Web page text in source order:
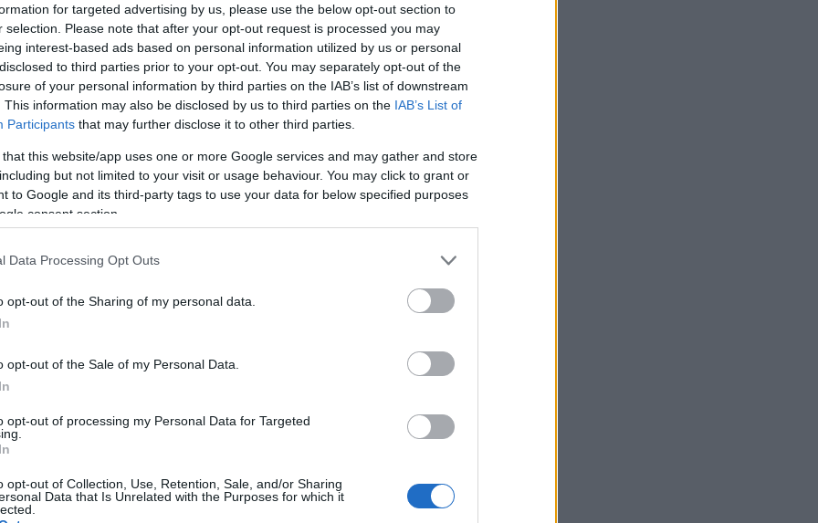
for targeted advertising by us, please use the below opt-out section to
selection. Please note that after your opt-out request is processed you may
interest-based ads based on personal information utilized by us or personal
to third parties prior to your opt-out. You may separately opt-out of the
of your personal information by third parties on the IAB’s list of downstream
This information may also be disclosed by us to third parties on the IAB’s List of
Participants that may further disclose it to other third parties.
that this website/app uses one or more Google services and may gather and store
but not limited to your visit or usage behaviour. You may click to grant or
to Google and its third-party tags to use your data for below specified purposes
consent section.
Data Processing Opt Outs
opt-out of the Sharing of my personal data.
opt-out of the Sale of my Personal Data.
opt-out of processing my Personal Data for Targeted
opt-out of Collection, Use, Retention, Sale, and/or Sharing
Data that Is Unrelated with the Purposes for which it
Ντοκιμαντέρ
το «Λο» του Θανάση Βασιλείου.
αφήγηση που ξεκινά από την απώλεια της
ταξίδι μνήμης, αυτογνωσίας και συναισθηματικής